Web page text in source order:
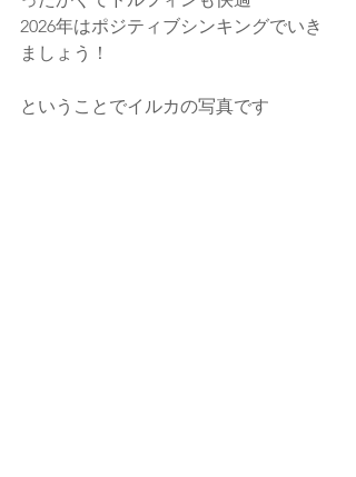
2026年はポジティブシンキングでいき
ましょう！
ということでイルカの写真です